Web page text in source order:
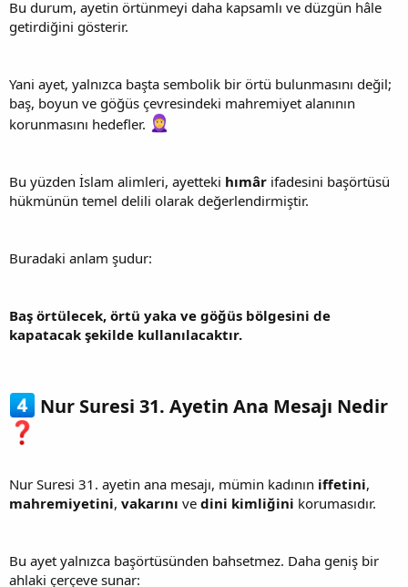
Bu durum, ayetin örtünmeyi daha kapsamlı ve düzgün hâle
getirdiğini gösterir.
Yani ayet, yalnızca başta sembolik bir örtü bulunmasını değil;
baş, boyun ve göğüs çevresindeki mahremiyet alanının
korunmasını hedefler.
Bu yüzden İslam alimleri, ayetteki hımâr ifadesini başörtüsü
hükmünün temel delili olarak değerlendirmiştir.
Buradaki anlam şudur:
Baş örtülecek, örtü yaka ve göğüs bölgesini de
kapatacak şekilde kullanılacaktır.
Nur Suresi 31. Ayetin Ana Mesajı Nedir
Nur Suresi 31. ayetin ana mesajı, mümin kadının iffetini,
mahremiyetini, vakarını ve dini kimliğini korumasıdır.
Bu ayet yalnızca başörtüsünden bahsetmez. Daha geniş bir
ahlaki çerçeve sunar: